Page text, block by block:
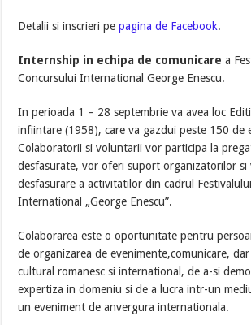
Detalii si inscrieri pepagina de Facebook.
Internship in echipa de comunicarea
Concursului International George Enescu.
In perioada 1 – 28 septembrie va avea loc
infiintare (1958), care va gazdui peste 150 de
Colaboratorii si voluntarii vor participa la
desfasurate, vor oferi suport organizatorilor si
desfasurare a activitatilor din cadrul
International „George Enescu”.
Colaborarea este o oportunitate pentru
de organizarea de evenimente,comunicare, dar
cultural romanesc si international, de a-si
expertiza in domeniu si de a lucra intr-un
un eveniment de anvergura internationala.